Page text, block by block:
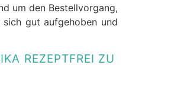
um den Bestellvorgang,
gut aufgehoben und
REZEPTFREI ZU